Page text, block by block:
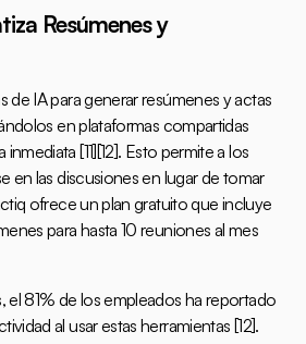
Resúmenes y
de IA para generar resúmenes y actas
en plataformas compartidas
inmediata [11][12]. Esto permite a los
en las discusiones en lugar de tomar
ofrece un plan gratuito que incluye
transcripciones y resúmenes para hasta 10 reuniones al mes
el 81% de los empleados ha reportado
al usar estas herramientas [12].